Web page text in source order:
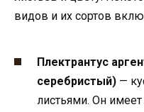
видов и их сортов
Плектрантус
серебристый) —
листьями. Он